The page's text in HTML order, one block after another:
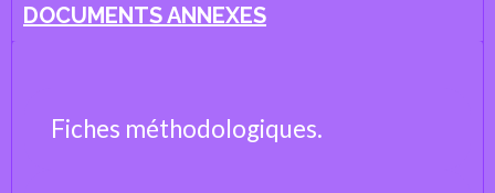
DOCUMENTS ANNEXES
Fiches méthodologiques.